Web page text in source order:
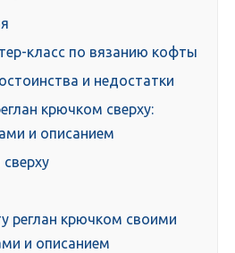
класс по вязанию кофты
и недостатки
крючком сверху:
и описанием
сверху
реглан крючком своими
и описанием